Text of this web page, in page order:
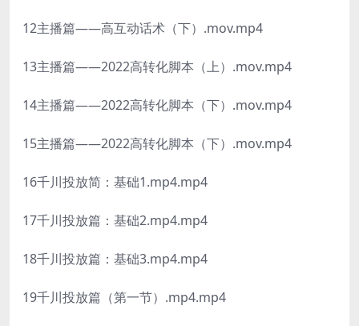
12主播篇——高互动话术（下）.mov.mp4
13主播篇——2022高转化脚本（上）.mov.mp4
14主播篇——2022高转化脚本（下）.mov.mp4
15主播篇―—2022高转化脚本（下）.mov.mp4
16千川投放简：基础1.mp4.mp4
17千川投放篇：基础2.mp4.mp4
18千川投放篇：基础3.mp4.mp4
19千川投放篇（第一节）.mp4.mp4